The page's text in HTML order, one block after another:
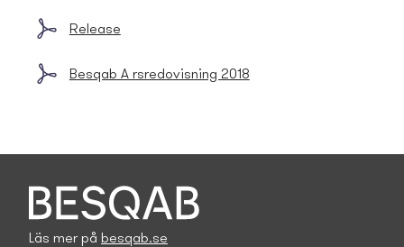
Release
Besqab A rsredovisning 2018
Läs mer på besqab.se